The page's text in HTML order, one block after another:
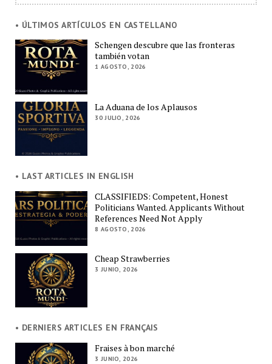
• ÚLTIMOS ARTÍCULOS EN CASTELLANO
Schengen descubre que las fronteras
también votan
1 AGOSTO, 2026
La Aduana de los Aplausos
30 JULIO, 2026
• LAST ARTICLES IN ENGLISH
CLASSIFIEDS: Competent, Honest
Politicians Wanted. Applicants Without
References Need Not Apply
8 AGOSTO, 2026
Cheap Strawberries
3 JUNIO, 2026
• DERNIERS ARTICLES EN FRANÇAIS
Fraises à bon marché
3 JUNIO, 2026